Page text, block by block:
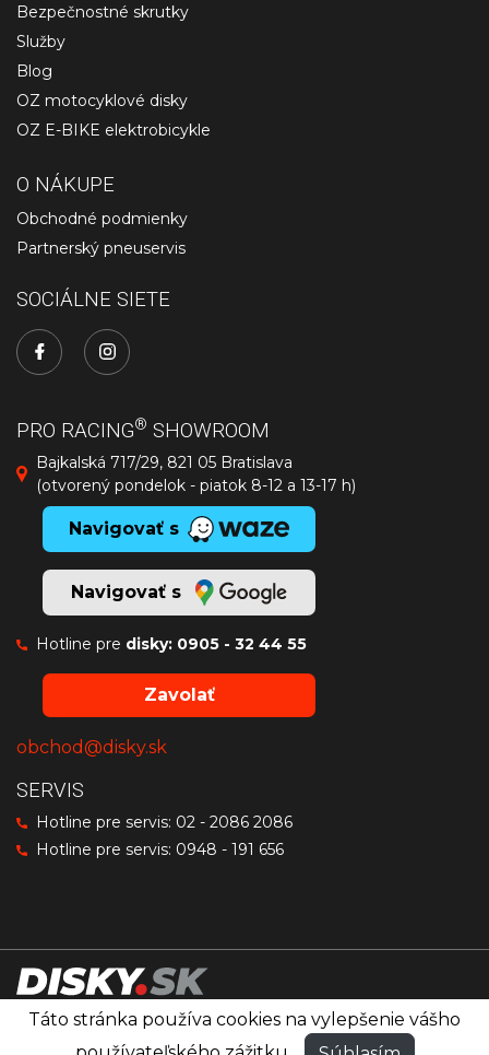
Bezpečnostné skrutky
Služby
Blog
OZ motocyklové disky
OZ E-BIKE elektrobicykle
O NÁKUPE
Obchodné podmienky
Partnerský pneuservis
SOCIÁLNE SIETE
PRO RACING® SHOWROOM
Bajkalská 717/29, 821 05 Bratislava
(otvorený pondelok - piatok 8-12 a 13-17 h)
Navigovať s
Navigovať s
Hotline pre disky: 0905 - 32 44 55
Zavolať
obchod@disky.sk
SERVIS
Hotline pre servis: 02 - 2086 2086
Hotline pre servis: 0948 - 191 656
Disky značiek OZ Racing, MSW a Sparco
© PRO RACING®Všetky práva vyhradené.
Táto stránka používa cookies na vylepšenie vášho